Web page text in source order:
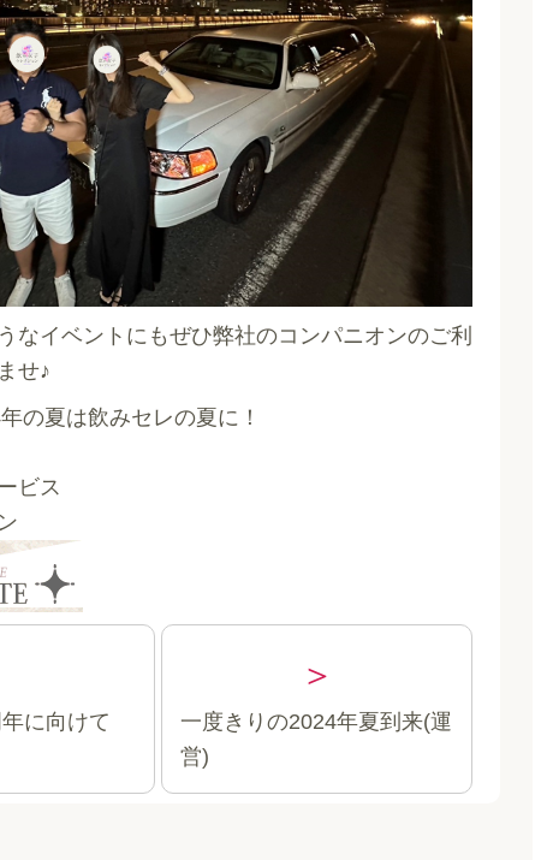
なイベントにもぜひ弊社のコンパニオンのご利
せ♪
の夏は飲みセレの夏に！
ビス
に向けて
一度きりの2024年夏到来(運
営)